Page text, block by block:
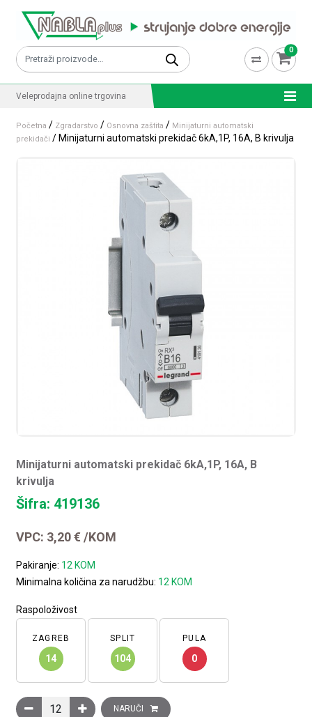
Pretraži: 0
Veleprodajna online trgovina
Početna / Zgradarstvo / Osnovna zaštita / Minijaturni automatski
prekidači / Minijaturni automatski prekidač 6kA,1P, 16A, B krivulja
Minijaturni automatski prekidač 6kA,1P, 16A, B
krivulja
Šifra: 419136
VPC: 3,20€ /KOM
Pakiranje: 12 KOM
Minimalna količina za narudžbu: 12 KOM
Raspoloživost
ZAGREB
14
SPLIT
104
PULA
0
Minijaturni automatski prekidač 6kA,1P, 16A, B krivulja količina
NARUČI